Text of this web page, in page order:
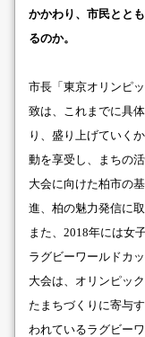
かかわり、市民とと
るのか。
市長「東京オリンピ
致は、これまでに具
り、盛り上げていく
動を享受し、まちの
大会に向けた柏市の
進、柏の魅力発信に
また、2018年には女
ラグビーワールドカ
大会は、オリンピッ
たまちづくりに寄与
われているラグビー